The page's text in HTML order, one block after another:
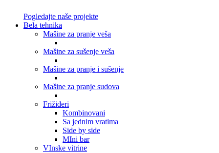
Pogledajte naše projekte
Bela tehnika
Mašine za pranje veša
Mašine za sušenje veša
Mašine za pranje i sušenje
Mašine za pranje sudova
Frižideri
Kombinovani
Sa jednim vratima
Side by side
MIni bar
VInske vitrine